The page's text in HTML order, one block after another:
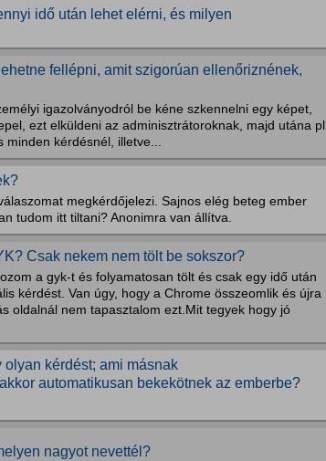
idő után lehet elérni, és milyen
fellépni, amit szigorúan ellenőriznének,
igazolványodról be kéne szkennelni egy képet,
ezt elküldeni az adminisztrátoroknak, majd utána pl
minden kérdésnél, illetve...
megkérdőjelezi. Sajnos elég beteg ember
tudom itt tiltani? Anonimra van állítva.
Csak nekem nem tölt be sokszor?
a gyk-t és folyamatosan tölt és csak egy idő után
kérdést. Van úgy, hogy a Chrome összeomlik és újra
oldalnál nem tapasztalom ezt.Mit tegyek hogy jó
olyan kérdést; ami másnak
automatikusan bekekötnek az emberbe?
nagyot nevettél?